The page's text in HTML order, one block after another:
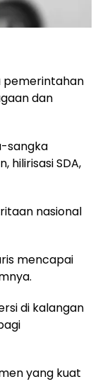
pemerintahan
dan
sangka
hilirisasi SDA,
nasional
mencapai
di kalangan
yang kuat